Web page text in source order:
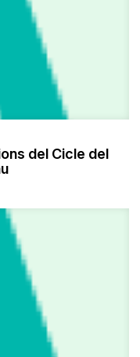
del Cicle del